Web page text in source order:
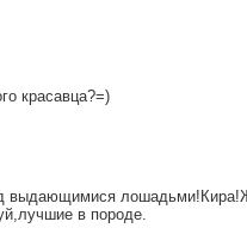
красавца?=)
выдающимися
в породе.